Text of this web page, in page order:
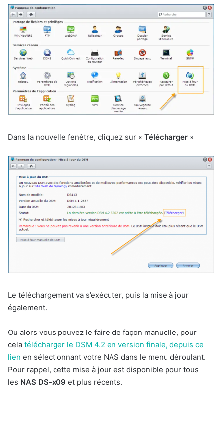
Dans la nouvelle fenêtre, cliquez sur « Télécharger »
Le téléchargement va s’exécuter, puis la mise à jour
également.
Ou alors vous pouvez le faire de façon manuelle, pour
cela télécharger le DSM 4.2 en version finale, depuis ce
lien en sélectionnant votre NAS dans le menu déroulant.
Pour rappel, cette mise à jour est disponible pour tous
les NAS DS-x09 et plus récents.